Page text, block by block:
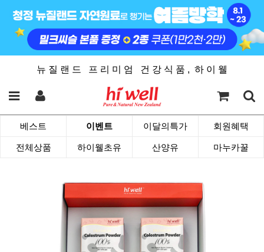
뉴 질 랜 드 프 리 미 엄 건 강 식 품 , 하 이 웰
베스트 이벤트 이달의특가 회원혜택
전체상품 하이웰초유 산양유 마누카꿀